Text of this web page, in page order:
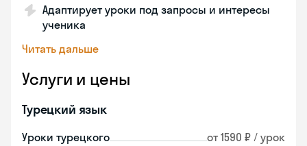
Адаптирует уроки под запросы и интересы
ученика
Читать дальше
Услуги и цены
Турецкий язык
Уроки турецкого от 1590 ₽ / урок